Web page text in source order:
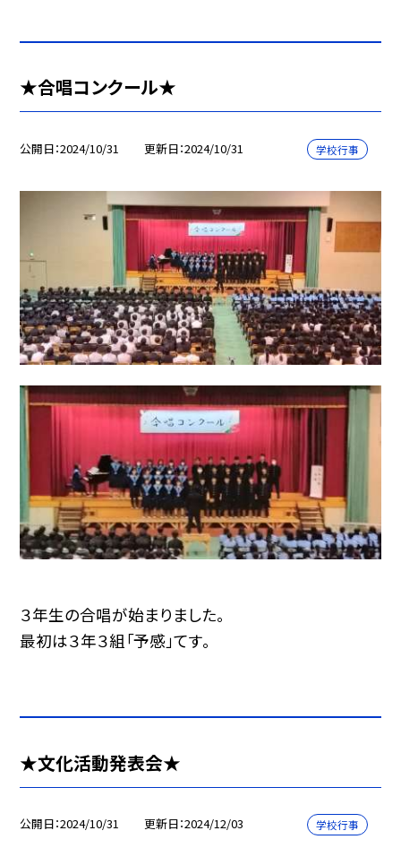
★合唱コンクール★
公開日 2024/10/31 更新日 2024/10/31 学校行事
３年生の合唱が始まりました。
最初は３年３組「予感」てす。
★文化活動発表会★
公開日 2024/10/31 更新日 2024/12/03 学校行事